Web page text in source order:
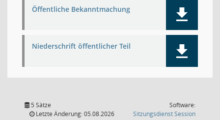
Öffentliche Bekanntmachung
Niederschrift öffentlicher Teil
5 Sätze
Letzte Änderung: 05.08.2026
Software:
SitzungsdienstSession(Wird in